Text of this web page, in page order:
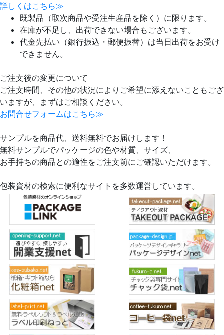
詳しくはこちら≫
既製品（取次商品や受注生産品を除く）に限ります。
在庫が不足し、出荷できない場合もございます。
代金先払い（銀行振込・郵便振替）は当日出荷をお受け
できません。
ご注文後の変更について
ご注文時間、その他の状況によりご希望に添えないこともござ
いますが、まずはご相談ください。
お問合せフォームはこちら≫
サンプルを商品代、送料無料でお届けします！
無料サンプルでパッケージの色や材質、サイズ、
お手持ちの商品との適性をご注文前にご確認いただけます。
包装資材の検索に便利なサイトを多数運営しています。